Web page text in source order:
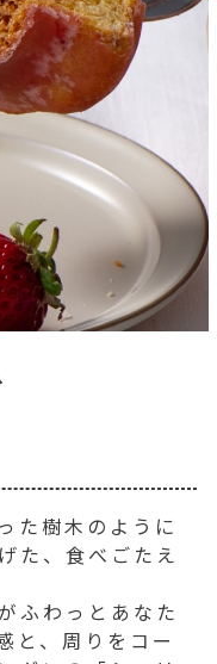
た樹木のように
た、食べごたえ
ふわっとあなた
と、周りをコー